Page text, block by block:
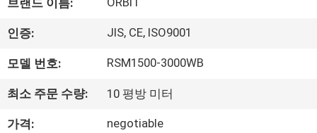
우
리
브랜드 이름:
인증: JIS, CE, ISO9001
모델 번호: RSM1500-3000WB
최소 주문 수량: 10 평방 미터
가격: negotiable